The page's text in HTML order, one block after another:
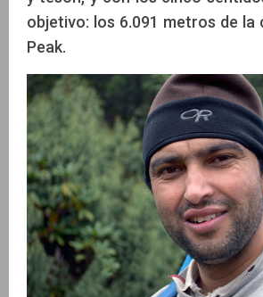
objetivo: los 6.091 metros de la
Peak.